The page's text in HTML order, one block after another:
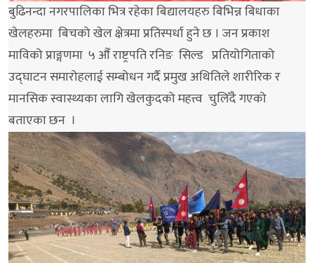
बुढिनन्दा नगरपालिका भित्र रहेका बिद्यालयहरु बिभिन्न बिधाका
खेलहरुमा बिचको खेल क्षेत्रमा प्रतिस्पर्धा हुने छ । जन प्रकाश
माविको प्राङ्गणमा ५ औँ राष्ट्रपति रनिङ सिल्ड प्रतियोगिताको
उद्घाटन समारोहलाई सम्बोधन गर्दै प्रमुख अथितिले शारीरिक र
मानसिक स्वास्थ्यका लागि खेलकुदको महत्त्व चुलिँदै गएको
बताएका छन ।